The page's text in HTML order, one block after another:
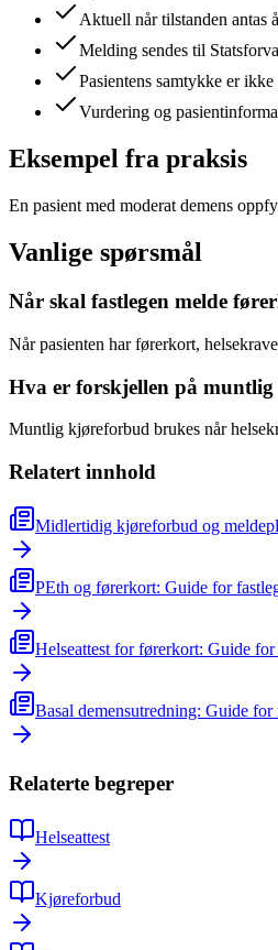
Aktuell når tilstanden antas
Melding sendes til
Pasientens samtykke er
Vurdering og
Eksempel fra praksis
En pasient med moderat demens
Vanlige spørsmål
Når skal fastlegen melde
Når pasienten har førerkort,
Hva er forskjellen på
Muntlig kjøreforbud brukes når
Relatert innhold
Midlertidig kjøreforbud og
PEth og førerkort: Guide for
Helseattest for førerkort: Guide for
Basal demensutredning: Guide for
Relaterte begreper
Helseattest
Kjøreforbud